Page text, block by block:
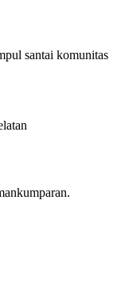
santai komunitas